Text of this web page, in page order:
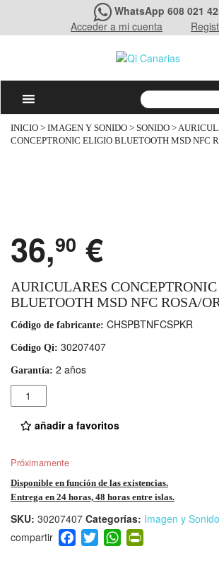
WhatsApp 608 021
Acceder a mi cuenta
INICIO > IMAGEN Y SONIDO > SONIDO >
CONCEPTRONIC ELIGIO BLUETOOTH MSD NFC
36,90 €
AURICULARES
BLUETOOTH MSD NFC ROSA/
Código de fabricante: CHSPBTNFCSPKR
Código Qi: 30207407
Garantía: 2 años
Cantidad
añadir a favoritos
Próximamente
Disponible en función de las existencias.
Entrega en 24 horas, 48 horas entre islas.
SKU: 30207407 Categorías: Imagen y Sonido
F
a
T
wi
W
h